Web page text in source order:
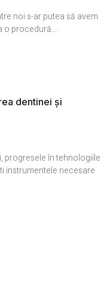
noi s-ar putea să avem
o procedură...
dentinei și
progresele în tehnologiile
instrumentele necesare